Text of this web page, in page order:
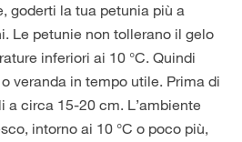
goderti la tua petunia più a
Le petunie non tollerano il gelo
inferiori ai 10 °C. Quindi
veranda in tempo utile. Prima di
circa 15-20 cm. L’ambiente
intorno ai 10 °C o poco più,